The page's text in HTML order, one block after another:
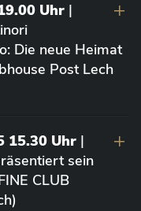
Uhr |
Die neue Heimat
Post Lech
15.30 Uhr |
sein
CLUB